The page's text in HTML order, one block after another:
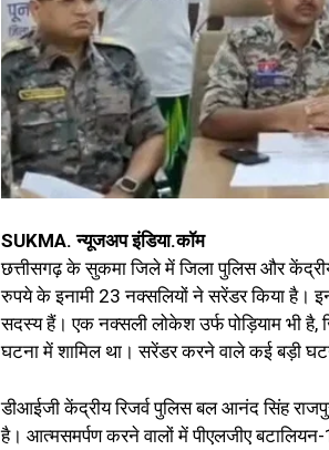
SUKMA. न्यूजअप इंडिया.कॉम
छत्तीसगढ़ के सुकमा जिले में जिला पुलिस और
रुपये के इनामी 23 नक्सलियों ने सरेंडर किया है।
सदस्य हैं। एक नक्सली लोकेश उर्फ पोड़ियाम भी
घटना में शामिल था। सरेंडर करने वाले कई बड़ी
डीआईजी केंद्रीय रिजर्व पुलिस बल आनंद सिंह
है। आत्मसमर्पण करने वालों में पीएलजीए